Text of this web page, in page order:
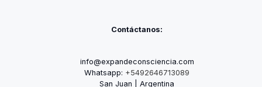
Contáctanos:
info@expandeconsciencia.com
Whatsapp: +5492646713089
San Juan | Argentina